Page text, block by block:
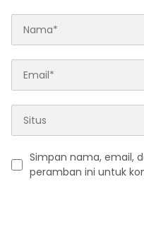
Simpan nama, email,
peramban ini untuk